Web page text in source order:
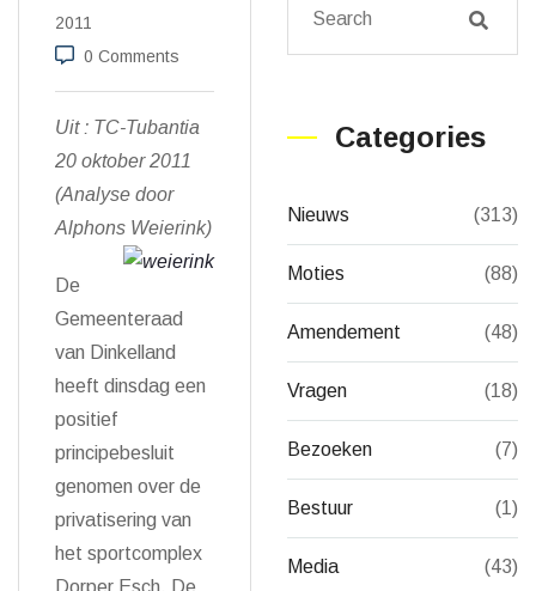
2011
0 Comments
Uit : TC-Tubantia
20 oktober 2011
(Analyse door
Alphons Weierink)
De
Gemeenteraad
van Dinkelland
heeft dinsdag een
positief
principebesluit
genomen over de
privatisering van
het sportcomplex
Dorper Esch. De
Categories
Nieuws (313)
Moties (88)
Amendement (48)
Vragen (18)
Bezoeken (7)
Bestuur (1)
Media (43)